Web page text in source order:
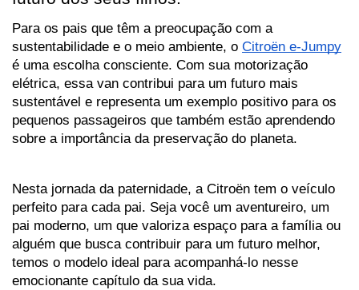
Para os pais que têm a preocupação com a
sustentabilidade e o meio ambiente, o Citroën e-Jumpy
é uma escolha consciente. Com sua motorização
elétrica, essa van contribui para um futuro mais
sustentável e representa um exemplo positivo para os
pequenos passageiros que também estão aprendendo
sobre a importância da preservação do planeta.
Nesta jornada da paternidade, a Citroën tem o veículo
perfeito para cada pai. Seja você um aventureiro, um
pai moderno, um que valoriza espaço para a família ou
alguém que busca contribuir para um futuro melhor,
temos o modelo ideal para acompanhá-lo nesse
emocionante capítulo da sua vida.